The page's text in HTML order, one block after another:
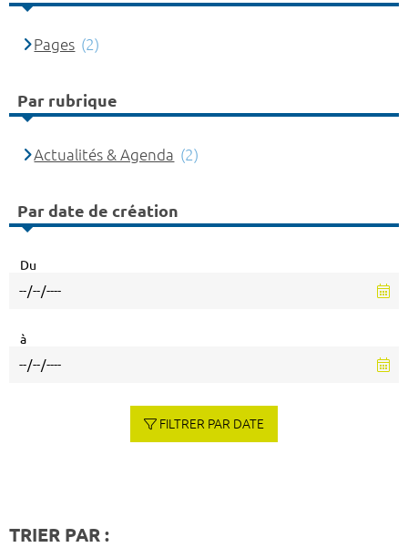
Pages (2)
Par rubrique
Actualités & Agenda (2)
Par date de création
Du
à
FILTRER PAR DATE
TRIER PAR :